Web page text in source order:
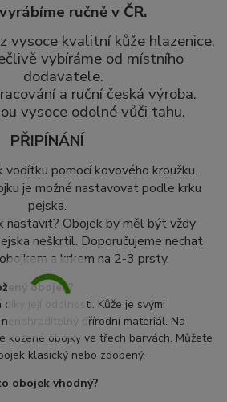
ručně v ČR.
vysoce kvalitní kůže hlazenice,
vybíráme od místního
dodavatele.
a ruční česká výroba.
vysoce odolné vůči tahu.
PŘIPÍNÁNÍ
vodítku pomocí kovového kroužku.
je možné nastavovat podle krku
pejska.
nastavit? Obojek by měl být vždy
neškrtil. Doporučujeme nechat
a krkem na 2-3 prsty.
obojek?
její odolnosti. Kůže je svými
přírodní materiál. Na
kožené obojky ve třech barvách. Můžete
klasický nebo zdobený.
obojek vhodný?